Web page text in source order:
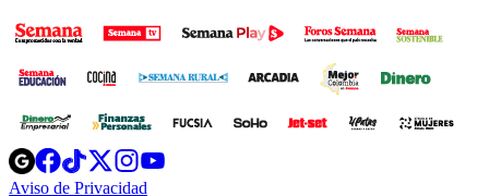
Opens
in
Opens
in
Opens
in
Opens
Aviso de Privacidad